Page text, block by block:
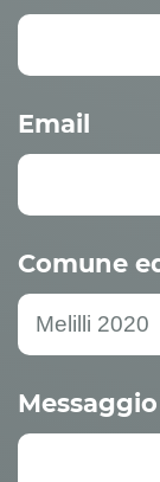
Email
Comune
Messaggio